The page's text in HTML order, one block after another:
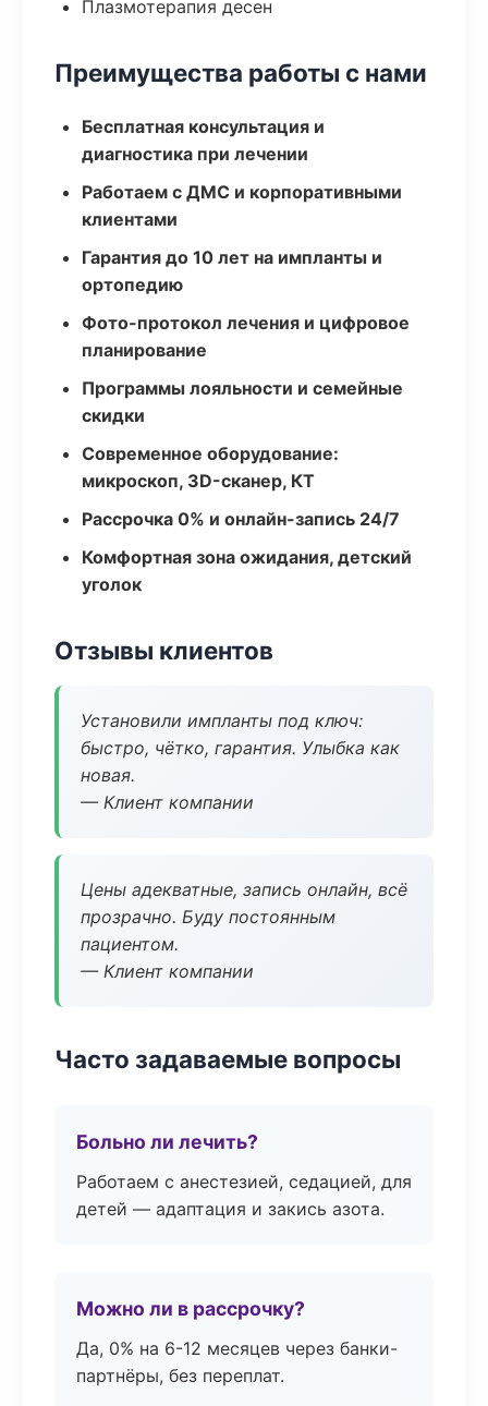
Плазмотерапия десен
Преимущества работы с нами
Бесплатная консультация и
диагностика при лечении
Работаем с ДМС и корпоративными
клиентами
Гарантия до 10 лет на импланты и
ортопедию
Фото-протокол лечения и цифровое
планирование
Программы лояльности и семейные
скидки
Современное оборудование:
микроскоп, 3D-сканер, КТ
Рассрочка 0% и онлайн-запись 24/7
Комфортная зона ожидания, детский
уголок
Отзывы клиентов
Установили импланты под ключ:
быстро, чётко, гарантия. Улыбка как
новая.
— Клиент компании
Цены адекватные, запись онлайн, всё
прозрачно. Буду постоянным
пациентом.
— Клиент компании
Часто задаваемые вопросы
Больно ли лечить?
Работаем с анестезией, седацией, для
детей — адаптация и закись азота.
Можно ли в рассрочку?
Да, 0% на 6-12 месяцев через банки-
партнёры, без переплат.